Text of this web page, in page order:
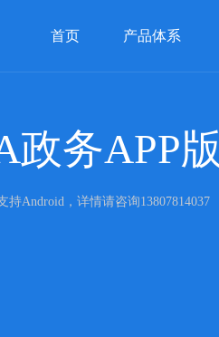
首页 产品体系
政务APP版
持Android，详情请咨询13807814037